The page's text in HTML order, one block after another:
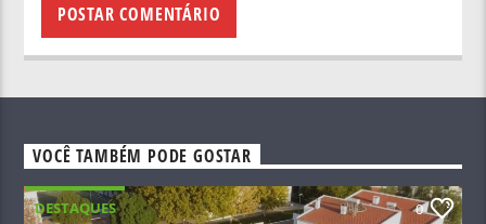
VOCÊ TAMBÉM PODE GOSTAR
DESTAQUES 0